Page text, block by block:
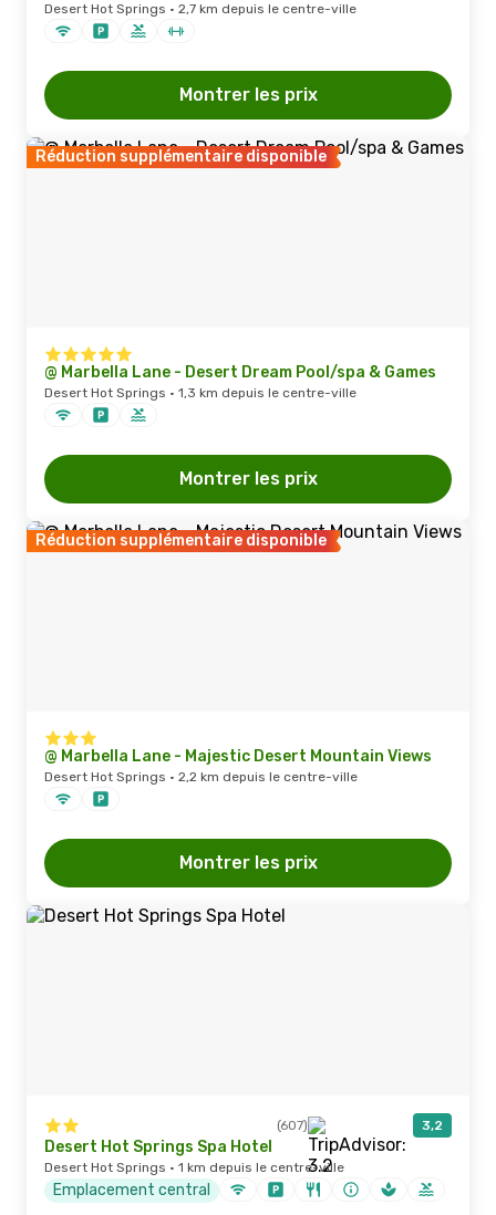
Desert Hot Springs · 2,7 km depuis le centre-ville
Montrer les prix
Réduction supplémentaire disponible
@ Marbella Lane - Desert Dream Pool/spa & Games
Desert Hot Springs · 1,3 km depuis le centre-ville
Montrer les prix
Réduction supplémentaire disponible
@ Marbella Lane - Majestic Desert Mountain Views
Desert Hot Springs · 2,2 km depuis le centre-ville
Montrer les prix
(607) 3,2
Desert Hot Springs Spa Hotel
Desert Hot Springs · 1 km depuis le centre-ville
Emplacement central